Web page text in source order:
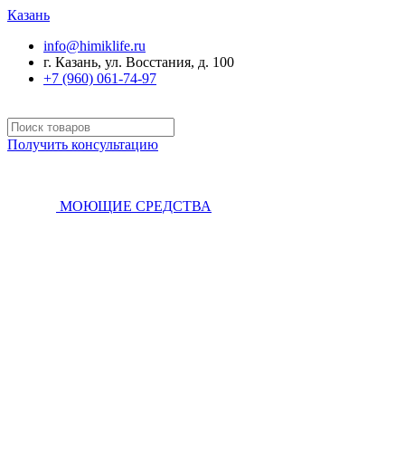
Казань
info@himiklife.ru
г. Казань, ул. Восстания, д. 100
+7 (960) 061-74-97
Получить консультацию
МОЮЩИЕ СРЕДСТВА